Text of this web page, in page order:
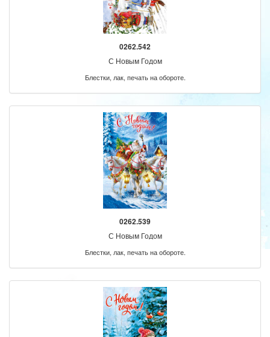
0262.542
С Новым Годом
Блестки, лак, печать на обороте.
0262.539
С Новым Годом
Блестки, лак, печать на обороте.